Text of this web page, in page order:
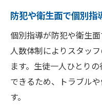
個別指導の安
防犯や衛生面で個別指
個別指導が防犯や衛生
人数体制によりスタッ
ます。生徒一人ひとり
できるため、トラブル
す。